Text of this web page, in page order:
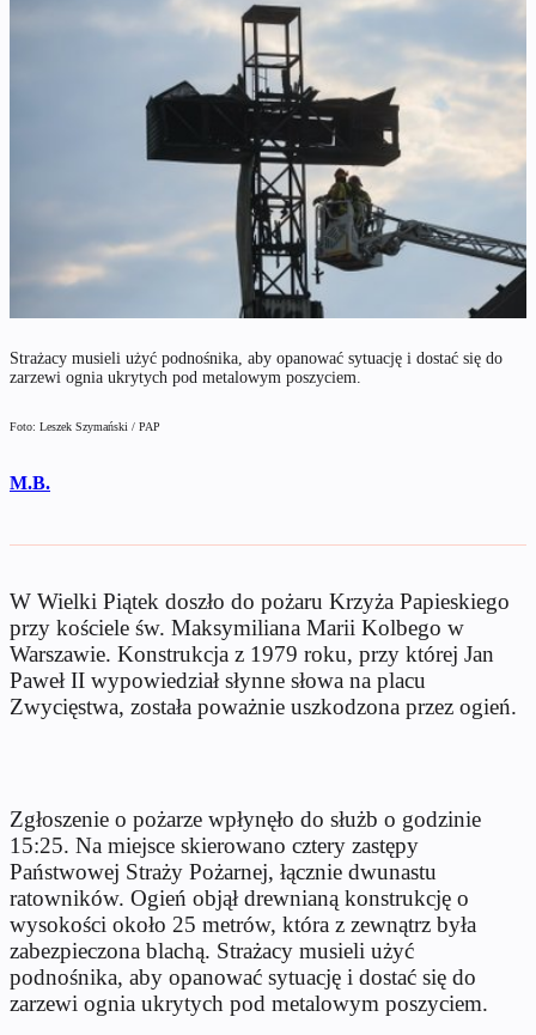
Strażacy musieli użyć podnośnika, aby opanować sytuację i dostać się do
zarzewi ognia ukrytych pod metalowym poszyciem.
Foto: Leszek Szymański / PAP
M.B.
W Wielki Piątek doszło do pożaru Krzyża Papieskiego
przy kościele św. Maksymiliana Marii Kolbego w
Warszawie. Konstrukcja z 1979 roku, przy której Jan
Paweł II wypowiedział słynne słowa na placu
Zwycięstwa, została poważnie uszkodzona przez ogień.
Zgłoszenie o pożarze wpłynęło do służb o godzinie
15:25. Na miejsce skierowano cztery zastępy
Państwowej Straży Pożarnej, łącznie dwunastu
ratowników. Ogień objął drewnianą konstrukcję o
wysokości około 25 metrów, która z zewnątrz była
zabezpieczona blachą. Strażacy musieli użyć
podnośnika, aby opanować sytuację i dostać się do
zarzewi ognia ukrytych pod metalowym poszyciem.